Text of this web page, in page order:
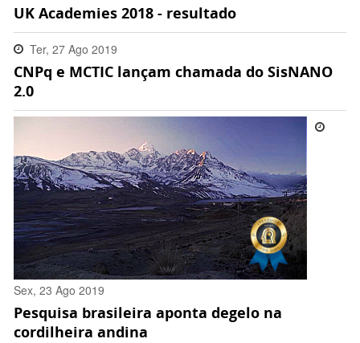
16:18:00 -0300
UK Academies 2018 - resultado
Ter, 27 Ago 2019
13:22:00 -0300
CNPq e MCTIC lançam chamada do SisNANO
2.0
Sex, 23 Ago 2019
17:40:00 -0300
Pesquisa brasileira aponta degelo na
cordilheira andina